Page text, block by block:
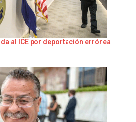
al ICE por deportación errónea